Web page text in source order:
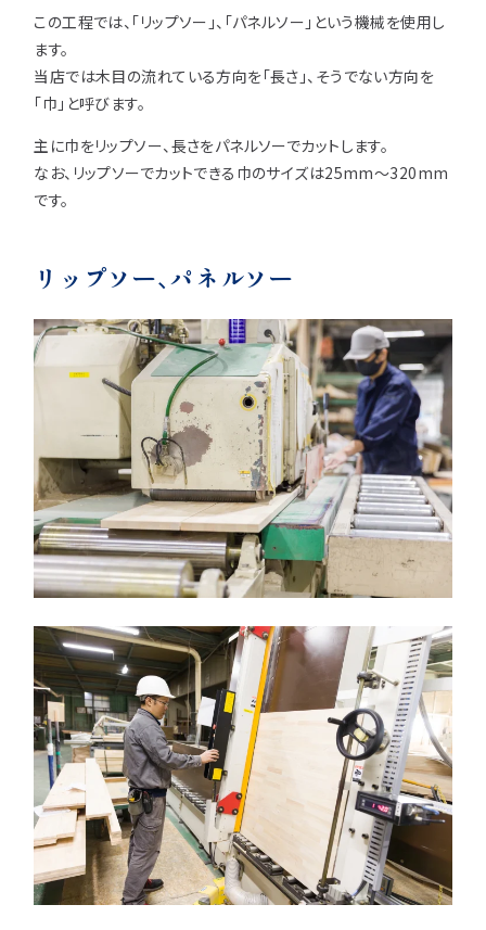
この工程では、「リップソー」、「パネルソー」という機械を使用し
ます。
当店では木目の流れている方向を「長さ」、そうでない方向を
「巾」と呼びます。
主に巾をリップソー、長さをパネルソーでカットします。
なお、リップソーでカットできる巾のサイズは25mm〜320mm
です。
リップソー、パネルソー